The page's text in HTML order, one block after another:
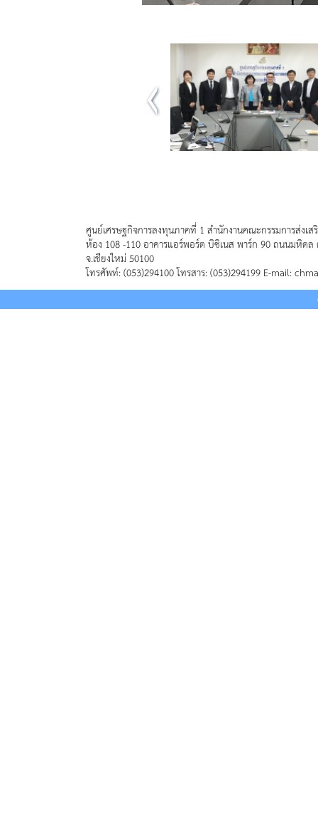
ศูนย์เศรษฐกิจการลงทุนภาคที่ 1 สำนักงานคณะกรรมการส่งเส
ห้อง 108 -110 อาคารแอร์พอร์ต บิซิเนส พาร์ก 90 ถนนมหิดล
จ.เชียงใหม่ 50100
โทรศัพท์: (053)294100 โทรสาร: (053)294199 E-mail: